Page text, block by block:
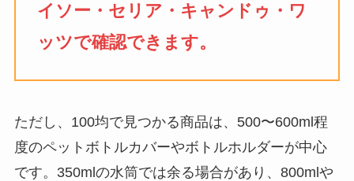
る？使い方や選び方
を解説！
バーほうきは買え
る？選び方＆使い方
を徹底ガイド！
イソー・セリア・キャンドゥ・ワ
ッツで確認できます。
ただし、100均で見つかる商品は、500〜600ml程
度のペットボトルカバーやボトルホルダーが中心
です。350mlの水筒では余る場合があり、800mlや